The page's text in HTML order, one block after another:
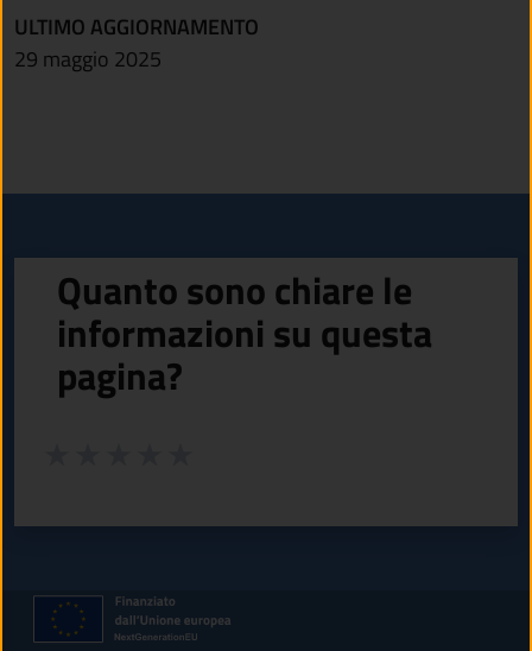
ULTIMO AGGIORNAMENTO
29 maggio 2025
Quanto sono chiare le
informazioni su questa
pagina?